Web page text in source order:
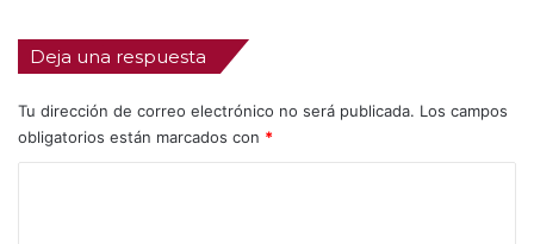
Deja una respuesta
Tu dirección de correo electrónico no será publicada. Los campos
obligatorios están marcados con *